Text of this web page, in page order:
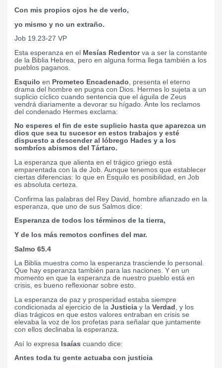
Con mis propios ojos he de verlo,
yo mismo y no un extraño.
Job 19.23-27 VP
Esta esperanza en el
Mesías Redentorva a ser la constante
de la Biblia Hebrea, pero en alguna forma llega también a los
pueblos paganos.
Esquilo en Prometeo Encadenado , presenta el eterno
drama del hombre en pugna con Dios. Hermes lo sujeta a un
suplicio cíclico cuando sentencia que el águila de Zeus
vendrá diariamente a devorar su hígado. Ante los reclamos
del condenado Hermes exclama:
No esperes el fin de este suplicio hasta que aparezca un
dios que sea tu sucesor en estos trabajos y esté
dispuesto a descender al lóbrego Hades y a los
sombríos abismos del Tártaro.
La esperanza que alienta en el trágico griego está
emparentada con la de Job. Aunque tenemos que establecer
ciertas diferencias: lo que en Esquilo es posibilidad, en Job
es absoluta certeza.
Confirma las palabras del Rey David, hombre afianzado en la
esperanza, que uno de sus Salmos dice:
Esperanza de todos los términos de la tierra,
Y de los más remotos confines del mar.
Salmo 65.4
La Biblia muestra como la esperanza trasciende lo personal.
Que hay esperanza también para las naciones. Y en un
momento en que la esperanza de nuestro pueblo está en
crisis, es bueno reflexionar sobre esto.
La esperanza de paz y prosperidad estaba siempre
condicionada al ejercicio de laJusticia y laVerdad , y los
días trágicos en que estos valores entraban en crisis se
elevaba la voz de los profetas para señalar que juntamente
con ellos declinaba la esperanza.
Así lo expresa Isaías cuando dice:
Antes toda tu gente actuaba con justicia